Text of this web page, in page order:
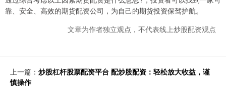
靠、安全、高效的期货配资公司，为自己的期货投资保驾护航。
文章为作者独立观点，不代表线上炒股配资观点
上一篇： 炒股杠杆股票配资平台 配炒股配资：轻松放大收益，谨
慎操作